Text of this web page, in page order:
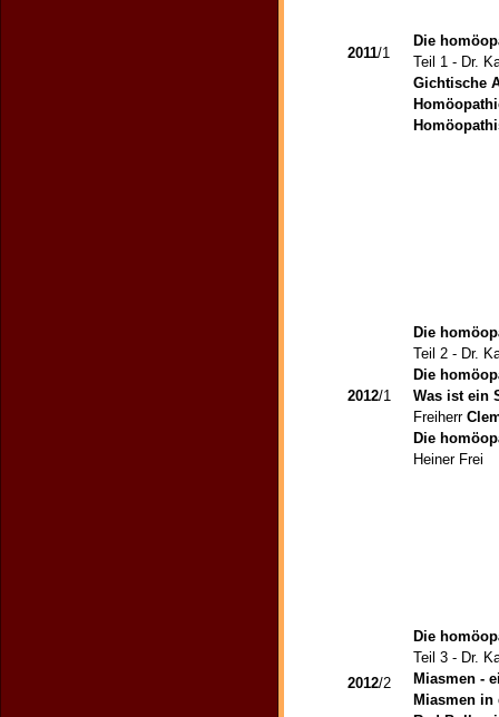
2011/1
Die
Teil 1 - Dr.
Gichtische
2012/1
Die
Teil 2 - Dr.
Die
Was ist ein
Freiherr
Die
Heiner Frei
2012/2
Die
Teil 3 - Dr.
Miasmen -
Miasmen in